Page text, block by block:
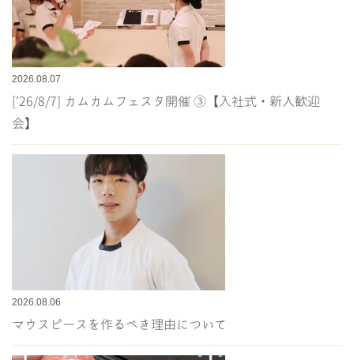
2026.08.07
[’26/8/7] カムカムフェスタ開催 ③【入社式・新人歓迎
会】
2026.08.06
マウスピースを作るべき理由について